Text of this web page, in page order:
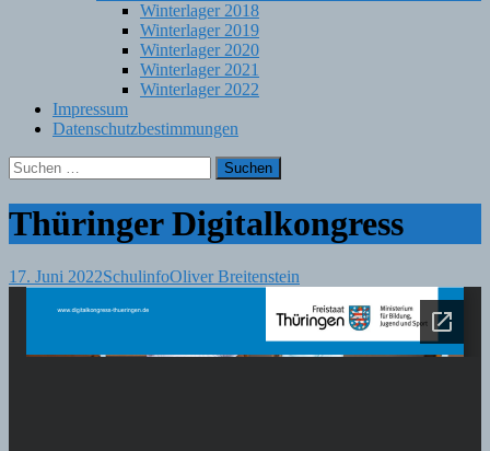
Winterlager 2018
Winterlager 2019
Winterlager 2020
Winterlager 2021
Winterlager 2022
Impressum
Datenschutzbestimmungen
Suchen
nach:
Thüringer Digitalkongress
17. Juni 2022SchulinfoOliver Breitenstein